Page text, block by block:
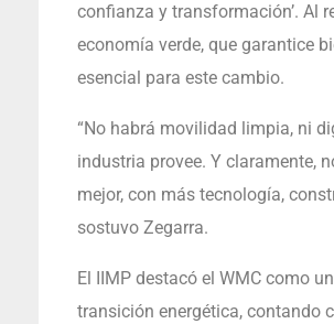
confianza y transformación’. Al
economía verde, que garantice
esencial para este cambio.
“No habrá movilidad limpia, ni
industria provee. Y claramente,
mejor, con más tecnología,
sostuvo Zegarra.
El IIMP destacó el WMC como
transición energética, contando